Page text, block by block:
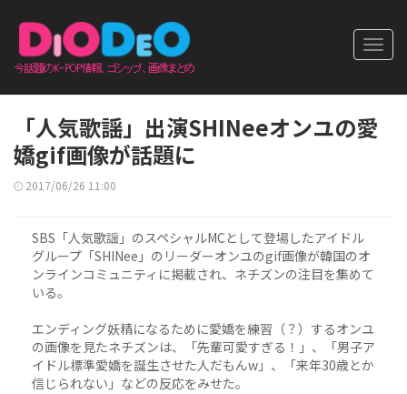
「人気歌謡」出演SHINeeオンユの愛
嬌gif画像が話題に
2017/06/26 11:00
SBS「人気歌謡」のスペシャルMCとして登場したアイドル
グループ「SHINee」のリーダーオンユのgif画像が韓国のオ
ンラインコミュニティに掲載され、ネチズンの注目を集めて
いる。
エンディング妖精になるために愛嬌を練習（？）するオンユ
の画像を見たネチズンは、「先輩可愛すぎる！」、「男子ア
イドル標準愛嬌を誕生させた人だもんw」、「来年30歳とか
信じられない」などの反応をみせた。